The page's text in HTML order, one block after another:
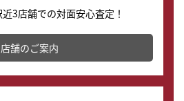
3店舗での対面安心査定！
す。渋谷本店では、時計販売の
取りに出してお得に新しい時計
店舗のご案内